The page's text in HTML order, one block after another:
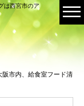
は西宮市のア
市内、給食室フード清